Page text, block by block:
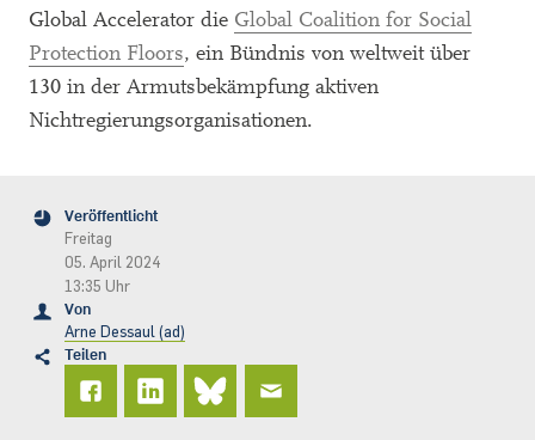
Global Accelerator die Global Coalition for Social
Protection Floors, ein Bündnis von weltweit über
130 in der Armutsbekämpfung aktiven
Nichtregierungsorganisationen.
Veröffentlicht
Freitag
05. April 2024
13:35 Uhr
Von
Arne Dessaul (ad)
Teilen